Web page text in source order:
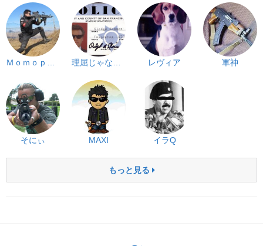
レヴィア 軍神
そにぃ MAXI イラQ
もっと見る